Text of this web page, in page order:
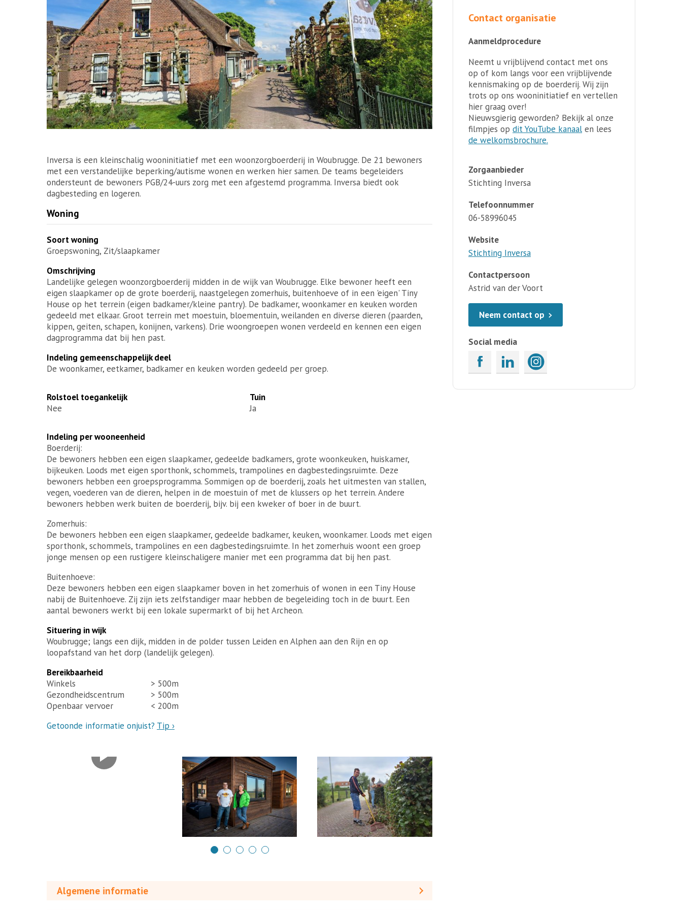
Inversa is een kleinschalig wooninitiatief met een woonzorgboerderij in Woubrugge. De 21 bewoners
met een verstandelijke beperking/autisme wonen en werken hier samen. De teams begeleiders
ondersteunt de bewoners PGB/24-uurs zorg met een afgestemd programma. Inversa biedt ook
dagbesteding en logeren.
Woning
Soort woning
Groepswoning, Zit/slaapkamer
Omschrijving
Landelijke gelegen woonzorgboerderij midden in de wijk van Woubrugge. Elke bewoner heeft een
eigen slaapkamer op de grote boerderij, naastgelegen zomerhuis, buitenhoeve of in een 'eigen' Tiny
House op het terrein (eigen badkamer/kleine pantry). De badkamer, woonkamer en keuken worden
gedeeld met elkaar. Groot terrein met moestuin, bloementuin, weilanden en diverse dieren (paarden,
kippen, geiten, schapen, konijnen, varkens). Drie woongroepen wonen verdeeld en kennen een eigen
dagprogramma dat bij hen past.
Indeling gemeenschappelijk deel
De woonkamer, eetkamer, badkamer en keuken worden gedeeld per groep.
Rolstoel toegankelijk
Nee
Tuin
Ja
Indeling per wooneenheid
Boerderij:
De bewoners hebben een eigen slaapkamer, gedeelde badkamers, grote woonkeuken, huiskamer,
bijkeuken. Loods met eigen sporthonk, schommels, trampolines en dagbestedingsruimte. Deze
bewoners hebben een groepsprogramma. Sommigen op de boerderij, zoals het uitmesten van stallen,
vegen, voederen van de dieren, helpen in de moestuin of met de klussers op het terrein. Andere
bewoners hebben werk buiten de boerderij, bijv. bij een kweker of boer in de buurt.
Zomerhuis:
De bewoners hebben een eigen slaapkamer, gedeelde badkamer, keuken, woonkamer. Loods met eigen
sporthonk, schommels, trampolines en een dagbestedingsruimte. In het zomerhuis woont een groep
jonge mensen op een rustigere kleinschaligere manier met een programma dat bij hen past.
Buitenhoeve:
Deze bewoners hebben een eigen slaapkamer boven in het zomerhuis of wonen in een Tiny House
nabij de Buitenhoeve. Zij zijn iets zelfstandiger maar hebben de begeleiding toch in de buurt. Een
aantal bewoners werkt bij een lokale supermarkt of bij het Archeon.
Situering in wijk
Woubrugge; langs een dijk, midden in de polder tussen Leiden en Alphen aan den Rijn en op
loopafstand van het dorp (landelijk gelegen).
Bereikbaarheid
Winkels
> 500m
Gezondheidscentrum
> 500m
Openbaar vervoer
< 200m
Getoonde informatie onjuist? Tip ›
Algemene informatie
Contact organisatie
Aanmeldprocedure
Neemt u vrijblijvend contact met ons
op of kom langs voor een vrijblijvende
kennismaking op de boerderij. Wij zijn
trots op ons wooninitiatief en vertellen
hier graag over!
Nieuwsgierig geworden? Bekijk al onze
filmpjes op dit YouTube kanaal en lees
de welkomsbrochure.
Zorgaanbieder
Stichting Inversa
Telefoonnummer
06-58996045
Website
Stichting Inversa
Contactpersoon
Astrid van der Voort
Neem contact op
Social media